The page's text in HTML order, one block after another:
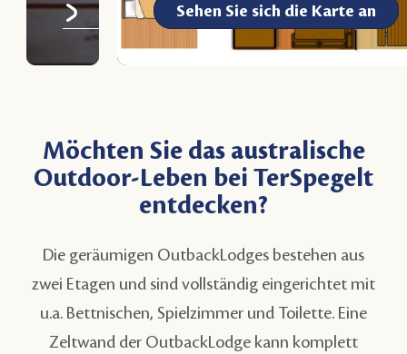
Sehen Sie sich die Karte an
Möchten Sie das australische
Outdoor-Leben bei TerSpegelt
entdecken?
Die geräumigen OutbackLodges bestehen aus
zwei Etagen und sind vollständig eingerichtet mit
u.a. Bettnischen, Spielzimmer und Toilette. Eine
Zeltwand der OutbackLodge kann komplett